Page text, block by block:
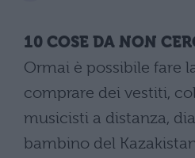
10 COSE DA NON
Ormai è possibile fare
comprare dei vestiti,
musicisti a distanza,
bambino del